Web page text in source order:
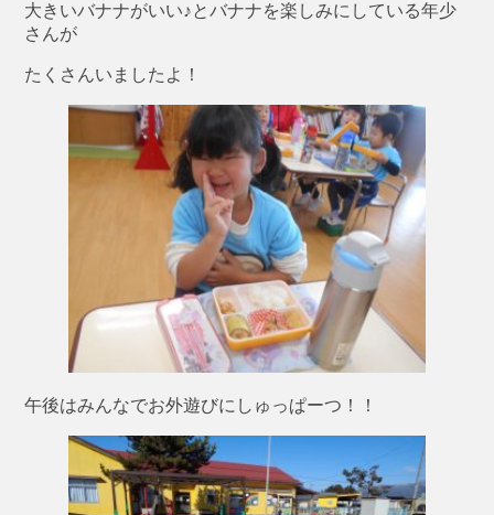
大きいバナナがいい♪とバナナを楽しみにしている年少
さんが
たくさんいましたよ！
午後はみんなでお外遊びにしゅっぱーつ！！